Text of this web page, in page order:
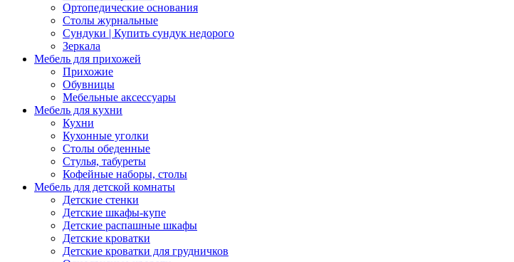
Ортопедические основания
Столы журнальные
Сундуки | Купить сундук недорого
Зеркала
Мебель для прихожей
Прихожие
Обувницы
Мебельные аксессуары
Мебель для кухни
Кухни
Кухонные уголки
Столы обеденные
Стулья, табуреты
Кофейные наборы, столы
Мебель для детской комнаты
Детские стенки
Детские шкафы-купе
Детские распашные шкафы
Детские кроватки
Детские кроватки для грудничков